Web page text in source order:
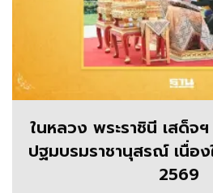
ในหลวง พระราชินี เสด็จ
ปฐมบรมราชานุสรณ์ เนื่อง
2569